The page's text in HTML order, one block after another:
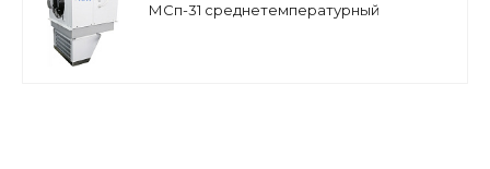
МСп-31 среднетемпературный